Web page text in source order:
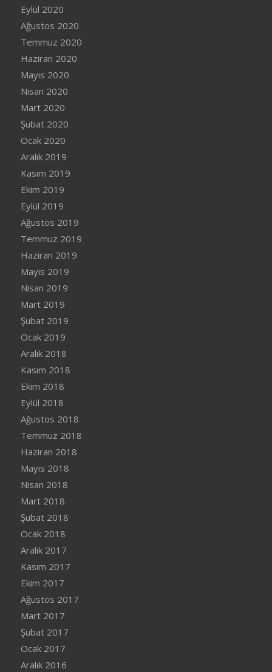
Eylül 2020
Ağustos 2020
Temmuz 2020
Haziran 2020
Mayıs 2020
Nisan 2020
Mart 2020
Şubat 2020
Ocak 2020
Aralık 2019
Kasım 2019
Ekim 2019
Eylül 2019
Ağustos 2019
Temmuz 2019
Haziran 2019
Mayıs 2019
Nisan 2019
Mart 2019
Şubat 2019
Ocak 2019
Aralık 2018
Kasım 2018
Ekim 2018
Eylül 2018
Ağustos 2018
Temmuz 2018
Haziran 2018
Mayıs 2018
Nisan 2018
Mart 2018
Şubat 2018
Ocak 2018
Aralık 2017
Kasım 2017
Ekim 2017
Ağustos 2017
Mart 2017
Şubat 2017
Ocak 2017
Aralık 2016